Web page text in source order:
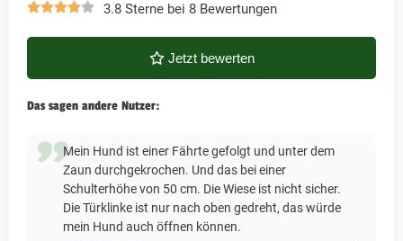
3.8 Sterne bei 8 Bewertungen
Jetzt bewerten
Das sagen andere Nutzer:
Mein Hund ist einer Fährte gefolgt und unter dem
Zaun durchgekrochen. Und das bei einer
Schulterhöhe von 50 cm. Die Wiese ist nicht sicher.
Die Türklinke ist nur nach oben gedreht, das würde
mein Hund auch öffnen können.